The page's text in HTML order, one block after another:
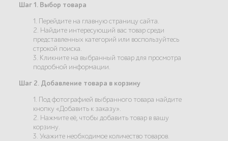
Шаг 1. Выбор товара
1. Перейдите на главную страницу сайта.
2. Найдите интересующий вас товар среди
представленных категорий или воспользуйтесь
строкой поиска.
3. Кликните на выбранный товар для просмотра
подробной информации.
Шаг 2. Добавление товара в корзину
1. Под фотографией выбранного товара найдите
кнопку «Добавить к заказу».
2. Нажмите её, чтобы добавить товар в вашу
корзину.
3. Укажите необходимое количество товаров.